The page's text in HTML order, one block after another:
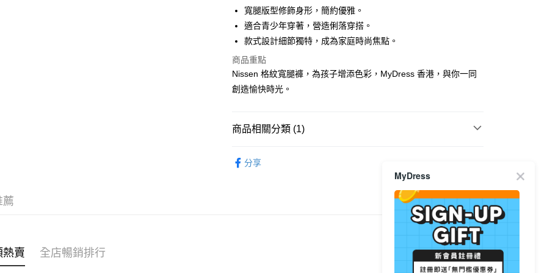
WeChat Pay
送貨方式
付款後順豐自助櫃
付款後順豐站及營業點
付款後順豐合作便利店
每筆HK$40.00，滿HK$350.00或以上免運費
寬腿版型修飾身形，簡約優雅。
適合青少年穿著，營造俐落穿搭。
款式設計細節獨特，成為家庭時尚焦點。
商品重點
Nissen 格紋寬腿褲，為孩子增添色彩，MyDress 香港，與你一同
創造愉快時光。
商品相關分類 (1)
分享
薦
賣 全店暢銷排行
MyDress